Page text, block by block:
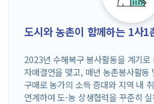
도시와 농촌이 함께하는 1사1
2023년 수해복구 봉사활동을 계기
자매결연을 맺고, 매년 농촌봉사활동
구매로 농가의 소득 증대와 지역 내
연계하여 도-농 상생협력을 꾸준히